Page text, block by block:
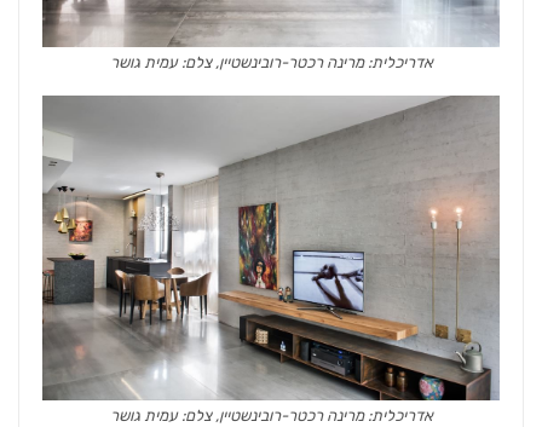
אדריכלית: מרינה רכטר-רובינשטיין, צלם: עמית גושר
אדריכלית: מרינה רכטר-רובינשטיין, צלם: עמית גושר